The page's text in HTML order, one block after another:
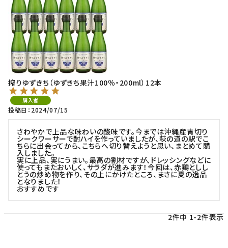
搾りゆずきち（ゆずきち果汁100％・200ml）12本
購入者
投稿日 2024/07/15
さわやかで上品な味わいの酸味です。今までは沖縄産青切り
シークワーサーで酎ハイを作っていましたが、萩の道の駅でこ
ちらに出会ってから、こちらへ切り替えようと思い、まとめて購
入しました。
実に上品、実にうまい。最高の割材ですが、ドレッシングなどに
使ってもまたおいしく、サラダが進みます！今回は、赤鶏としし
とうの炒め物を作り、その上にかけたところ、まさに夏の逸品
となりました！
おすすめです
2件中 1-2件表示